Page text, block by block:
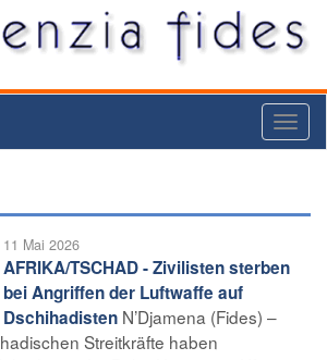
11 Mai 2026
AFRIKA/TSCHAD - Zivilisten sterben
bei Angriffen der Luftwaffe auf
Dschihadisten N’Djamena (Fides) –
Streitkräfte haben